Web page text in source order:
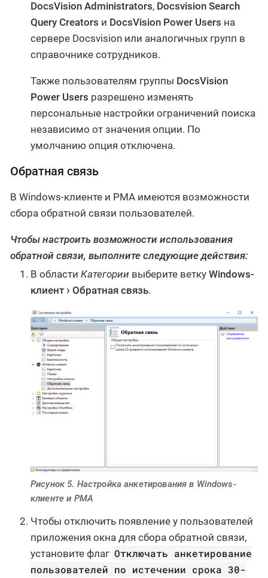
DocsVision Administrators, Docsvision Search
Query Creators и DocsVision Power Users на
сервере Docsvision или аналогичных групп в
справочнике сотрудников.
Также пользователям группы DocsVision
Power Users разрешено изменять
персональные настройки ограничений поиска
независимо от значения опции. По
умолчанию опция отключена.
Обратная связь
В Windows-клиенте и РМА имеются возможности
сбора обратной связи пользователей.
Чтобы настроить возможности использования
обратной связи, выполните следующие действия:
В области Категории выберите ветку Windows-
клиент
Обратная связь.
Рисунок 5. Настройка анкетирования в Windows-
клиенте и РМА
Чтобы отключить появление у пользователей
приложения окна для сбора обратной связи,
установите флаг Отключать анкетирование
пользователей по истечении срока 30-